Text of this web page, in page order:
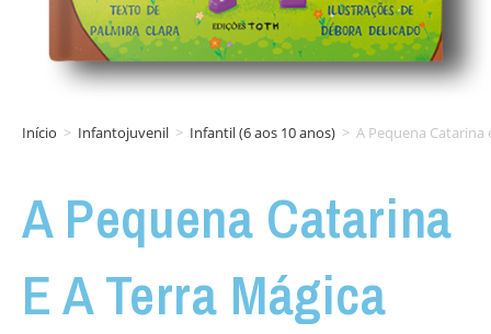
Início > Infantojuvenil > Infantil (6 aos 10 anos) > A Pequena Catarina
A Pequena Catarina
E A Terra Mágica